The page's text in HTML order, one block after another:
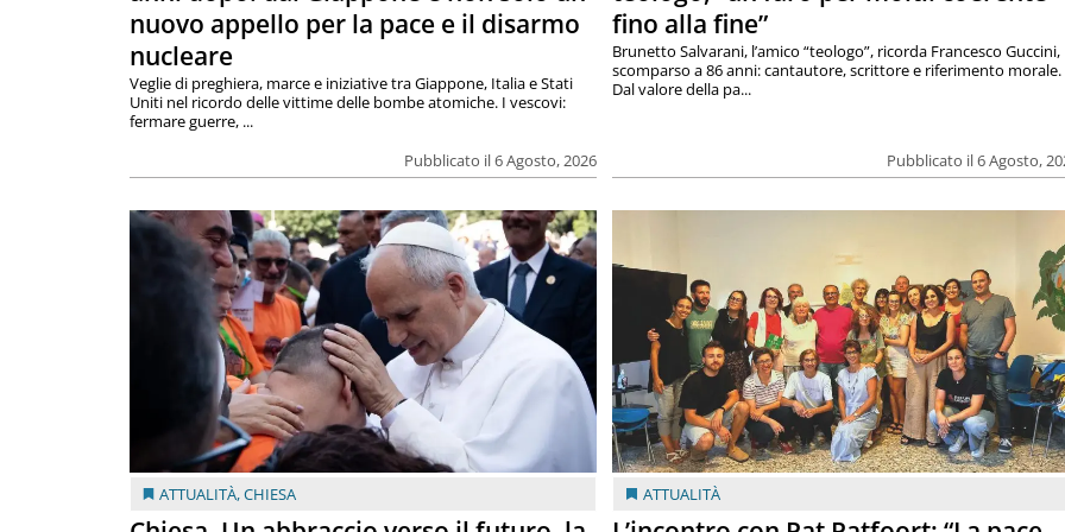
nuovo appello per la pace e il disarmo
nucleare
Pubblicato il 6 Agosto, 2026
Veglie di preghiera, marce e iniziative tra Giappone, Italia e Stati
Uniti nel ricordo delle vittime delle bombe atomiche. I vescovi:
fermare guerre, ...
fino alla fine”
Pubblicato il 6 Agosto,
Brunetto Salvarani, l’amico “teologo”, ricorda Francesco Guccini,
scomparso a 86 anni: cantautore, scrittore e riferimento morale.
Dal valore della pa...
ATTUALITÀ,CHIESA ATTUALITÀ